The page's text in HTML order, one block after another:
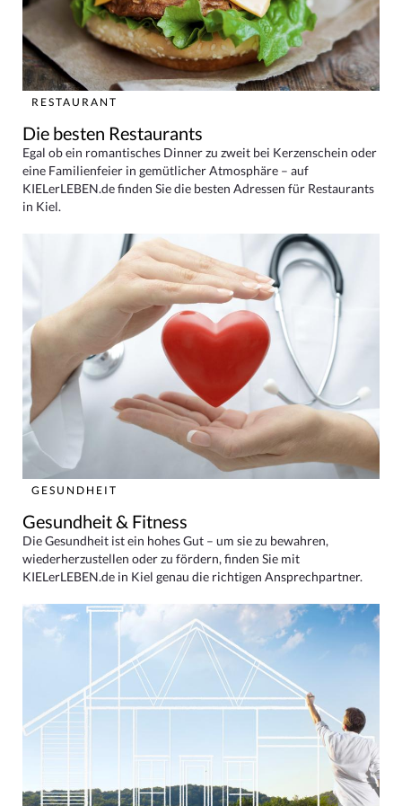
RESTAURANT
Die besten Restaurants
Egal ob ein romantisches Dinner zu zweit bei Kerzenschein oder
eine Familienfeier in gemütlicher Atmosphäre – auf
KIELerLEBEN.de finden Sie die besten Adressen für Restaurants
in Kiel.
GESUNDHEIT
Gesundheit & Fitness
Die Gesundheit ist ein hohes Gut – um sie zu bewahren,
wiederherzustellen oder zu fördern, finden Sie mit
KIELerLEBEN.de in Kiel genau die richtigen Ansprechpartner.